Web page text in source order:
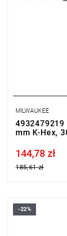
MILWAUKEE
4932479219
mm K-Hex,
Price tax included
144,78 zł
185,61 zł
Odpowiednie
-22%